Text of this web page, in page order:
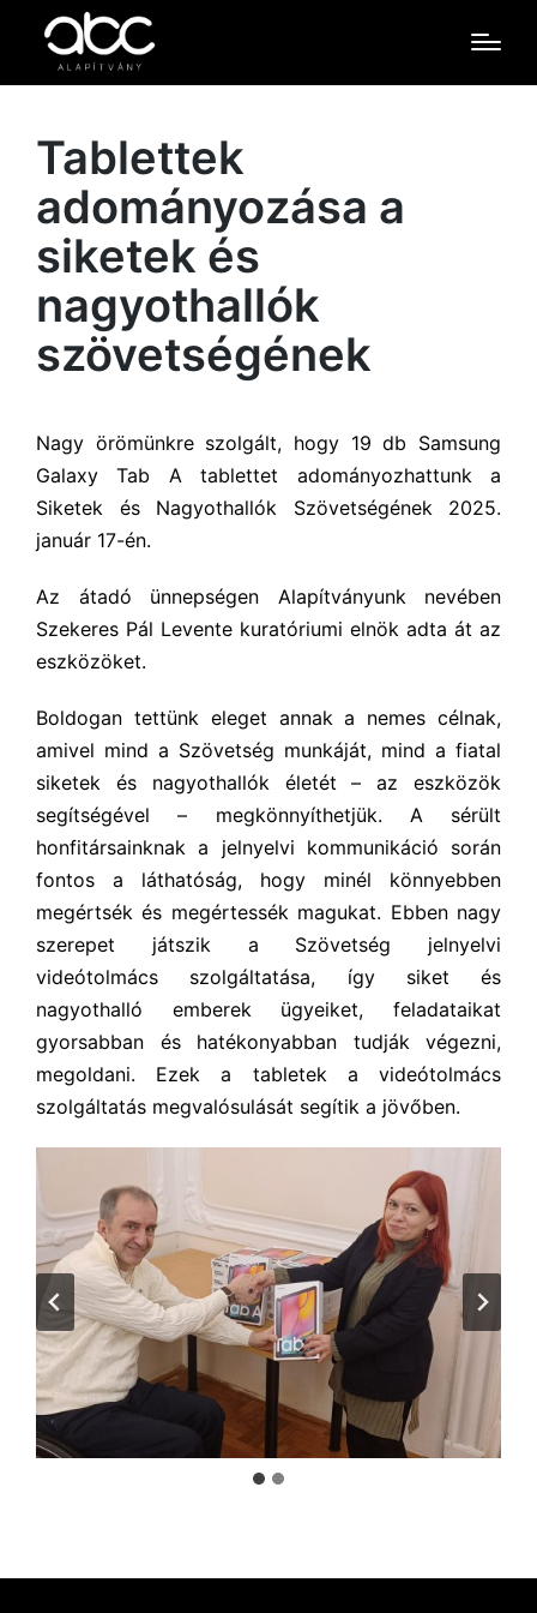
Tablettek
adományozása a
siketek és
nagyothallók
szövetségének
Nagy örömünkre szolgált, hogy 19 db Samsung
Galaxy Tab A tablettet adományozhattunk a
Siketek és Nagyothallók Szövetségének 2025.
január 17-én.
Az átadó ünnepségen Alapítványunk nevében
Szekeres Pál Levente kuratóriumi elnök adta át az
eszközöket.
Boldogan tettünk eleget annak a nemes célnak,
amivel mind a Szövetség munkáját, mind a fiatal
siketek és nagyothallók életét – az eszközök
segítségével – megkönnyíthetjük. A sérült
honfitársainknak a jelnyelvi kommunikáció során
fontos a láthatóság, hogy minél könnyebben
megértsék és megértessék magukat. Ebben nagy
szerepet játszik a Szövetség jelnyelvi
videótolmács szolgáltatása, így siket és
nagyothalló emberek ügyeiket, feladataikat
gyorsabban és hatékonyabban tudják végezni,
megoldani. Ezek a tabletek a videótolmács
szolgáltatás megvalósulását segítik a jövőben.